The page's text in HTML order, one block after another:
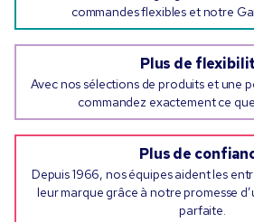
commandes flexibles et notre
Plus de
Avec nos sélections de produits et une
commandez exactement ce
Plus de
Depuis 1966, nos équipes aident les
leur marque grâce à notre promesse
parfaite.